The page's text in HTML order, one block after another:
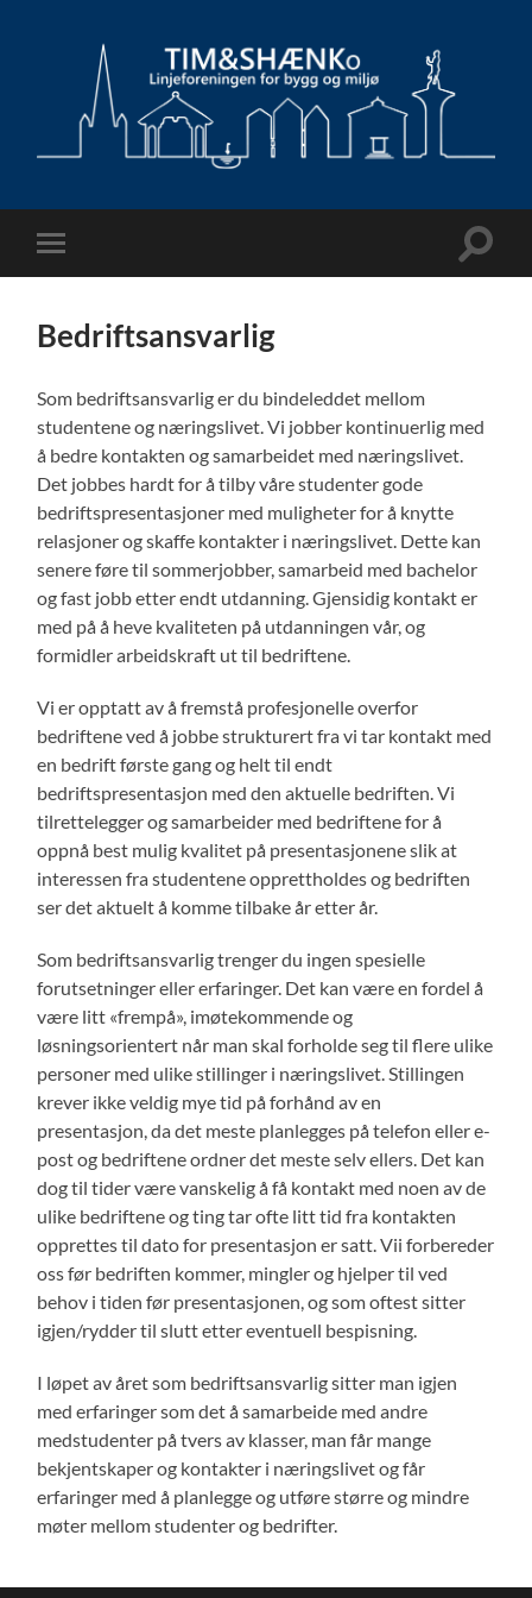
mobilmeny
Veksle
Bedriftsansvarlig
Som bedriftsansvarlig er du bindeleddet mellom
studentene og næringslivet. Vi jobber kontinuerlig med
å bedre kontakten og samarbeidet med næringslivet.
Det jobbes hardt for å tilby våre studenter gode
bedriftspresentasjoner med muligheter for å knytte
relasjoner og skaffe kontakter i næringslivet. Dette kan
senere føre til sommerjobber, samarbeid med bachelor
og fast jobb etter endt utdanning. Gjensidig kontakt er
med på å heve kvaliteten på utdanningen vår, og
formidler arbeidskraft ut til bedriftene.
Vi er opptatt av å fremstå profesjonelle overfor
bedriftene ved å jobbe strukturert fra vi tar kontakt med
en bedrift første gang og helt til endt
bedriftspresentasjon med den aktuelle bedriften. Vi
tilrettelegger og samarbeider med bedriftene for å
oppnå best mulig kvalitet på presentasjonene slik at
interessen fra studentene opprettholdes og bedriften
ser det aktuelt å komme tilbake år etter år.
Som bedriftsansvarlig trenger du ingen spesielle
forutsetninger eller erfaringer. Det kan være en fordel å
være litt «frempå», imøtekommende og
løsningsorientert når man skal forholde seg til flere ulike
personer med ulike stillinger i næringslivet. Stillingen
krever ikke veldig mye tid på forhånd av en
presentasjon, da det meste planlegges på telefon eller e-
post og bedriftene ordner det meste selv ellers. Det kan
dog til tider være vanskelig å få kontakt med noen av de
ulike bedriftene og ting tar ofte litt tid fra kontakten
opprettes til dato for presentasjon er satt. Vii forbereder
oss før bedriften kommer, mingler og hjelper til ved
behov i tiden før presentasjonen, og som oftest sitter
igjen/rydder til slutt etter eventuell bespisning.
I løpet av året som bedriftsansvarlig sitter man igjen
med erfaringer som det å samarbeide med andre
medstudenter på tvers av klasser, man får mange
bekjentskaper og kontakter i næringslivet og får
erfaringer med å planlegge og utføre større og mindre
møter mellom studenter og bedrifter.